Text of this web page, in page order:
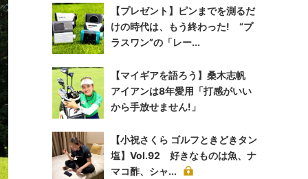
【プレゼント】ピンまでを測るだ
けの時代は、もう終わった! “プ
ラスワン”の「レー...
【マイギアを語ろう】桑木志帆
アイアンは8年愛用「打感がいい
から手放せません!」
【小祝さくら ゴルフときどきタン
塩】Vol.92 好きなものは魚、ナ
マコ酢、シャ...